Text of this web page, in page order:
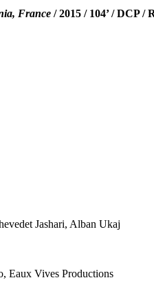
France / 2015 / 104’ / DCP /
Jashari, Alban Ukaj
Eaux Vives Productions